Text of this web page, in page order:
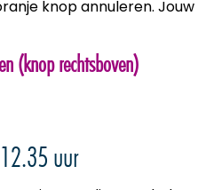
knop annuleren.
(knop rechtsboven)
uur